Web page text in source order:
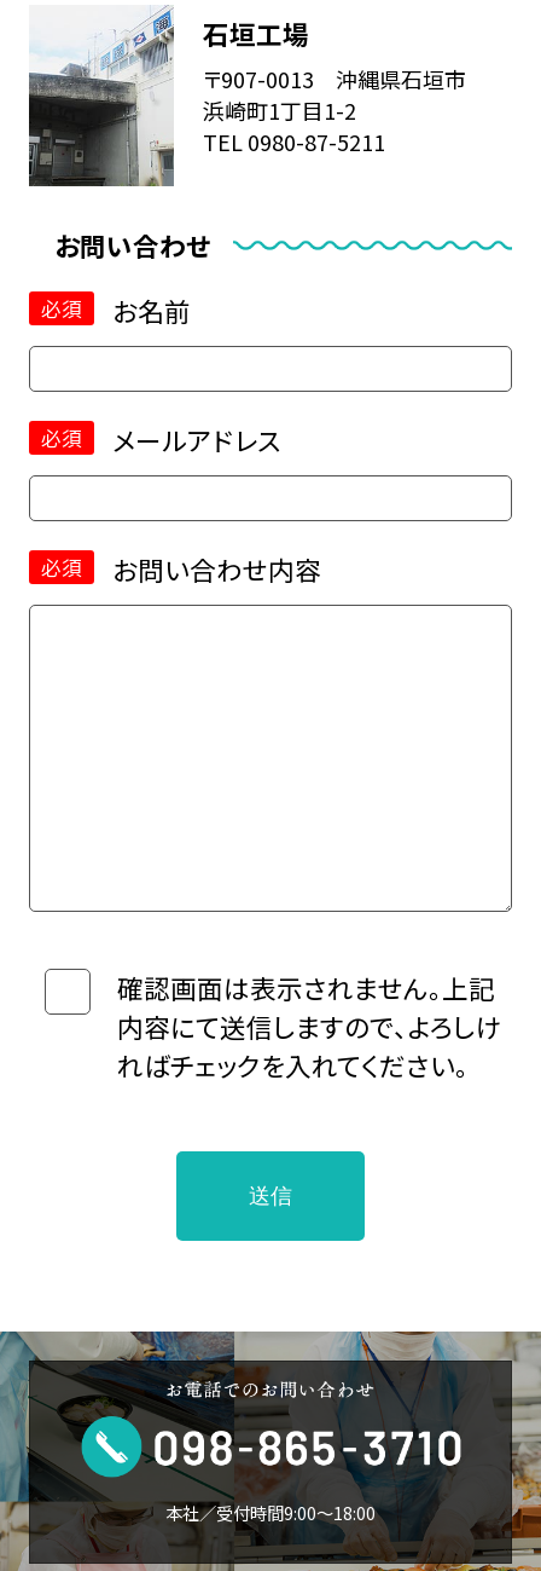
石垣工場
〒907-0013 沖縄県石垣市
浜崎町1丁目1-2
TEL 0980-87-5211
お問い合わせ
必須 お名前
必須 メールアドレス
必須 お問い合わせ内容
確認画面は表示されません。上記
内容にて送信しますので、よろしけ
ればチェックを入れてください。
本社／受付時間9:00〜18:00